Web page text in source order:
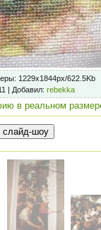
: 1229x1844px/622.5Kb
| Добавил: rebekka
в реальном